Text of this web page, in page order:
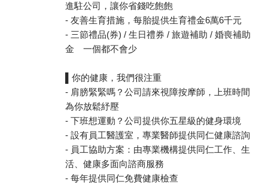
進駐公司，讓你省錢吃飽飽
- 友善生育措施，每胎提供生育禮金6萬6千元
- 三節禮品(券) / 生日禮券 / 旅遊補助 / 婚喪補助
金 一個都不會少
▌你的健康，我們很注重
- 肩膀緊緊嗎？公司請來視障按摩師，上班時間
為你放鬆紓壓
- 下班想運動？公司提供你五星級的健身環境
- 設有員工醫護室，專業醫師提供同仁健康諮詢
- 員工協助方案：由專業機構提供同仁工作、生
活、健康多面向諮商服務
- 每年提供同仁免費健康檢查